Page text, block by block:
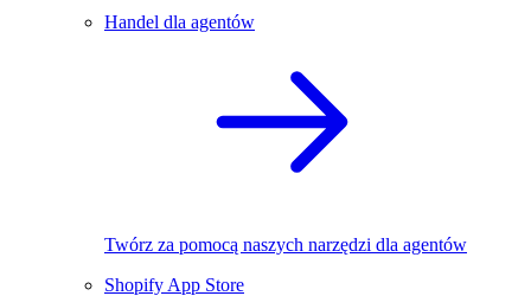
Handel dla agentów
Twórz za pomocą naszych narzędzi dla agentów
Shopify App Store